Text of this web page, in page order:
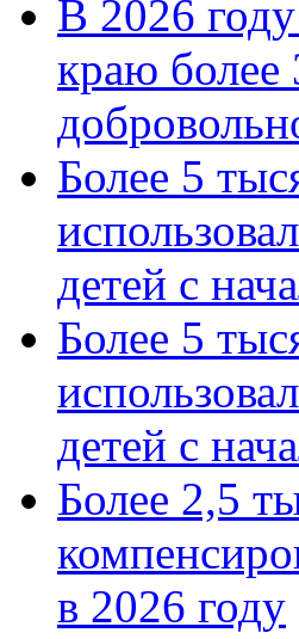
В 2026
краю более
Более 5
детей с
Более 5
детей с
Более 2,5
в 2026 году